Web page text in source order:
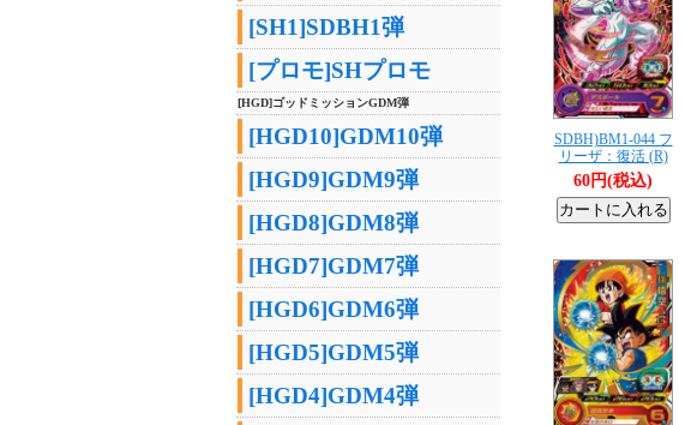
[SH1]SDBH1弾
[プロモ]SHプロモ
[HGD]ゴッドミッションGDM弾
[HGD10]GDM10弾
[HGD9]GDM9弾
[HGD8]GDM8弾
[HGD7]GDM7弾
[HGD6]GDM6弾
[HGD5]GDM5弾
[HGD4]GDM4弾
SDBH)BM1-044 フ
リーザ：復活 (R)
60円(税込)